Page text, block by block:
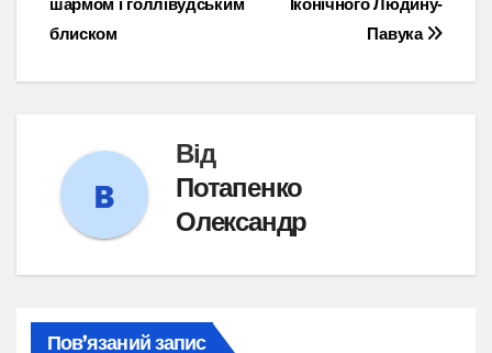
Іконічного Людину-
Павука
шармом і голлівудським
блиском
Від
Потапенко
Олександр
Пов’язаний запис